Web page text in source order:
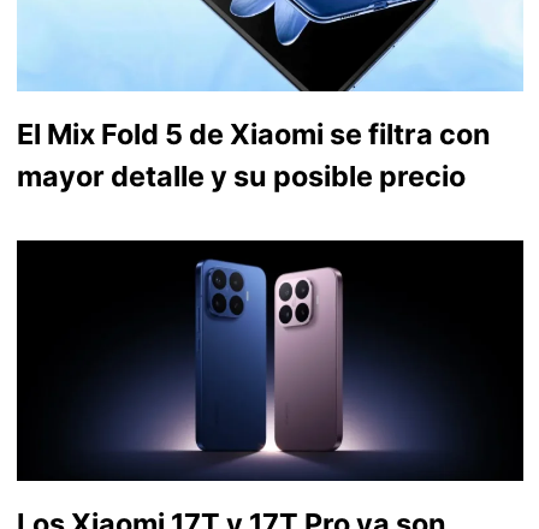
El Mix Fold 5 de Xiaomi se filtra con
mayor detalle y su posible precio